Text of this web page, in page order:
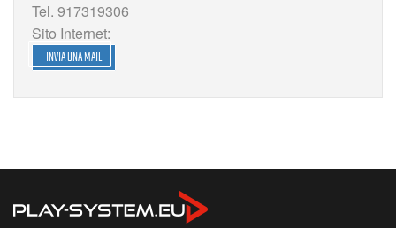
Tel. 917319306
Sito Internet:
INVIA UNA MAIL